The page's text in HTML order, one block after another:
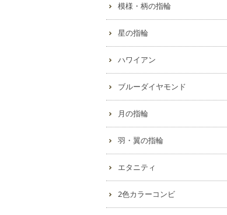
模様・柄の指輪
星の指輪
ハワイアン
ブルーダイヤモンド
月の指輪
羽・翼の指輪
エタニティ
2色カラーコンビ